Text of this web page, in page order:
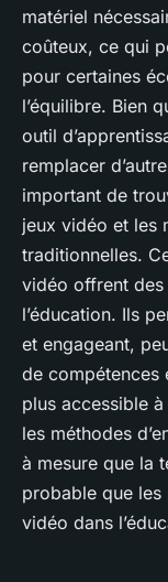
matériel
coûteux, ce qui
pour certaines
l’équilibre. Bien
outil
remplacer
important de
jeux vidéo et les
traditionnelles.
vidéo offrent
l’éducation. Ils
et engageant,
de compétences
plus accessible
les méthodes
à mesure que la
probable que les
vidéo dans